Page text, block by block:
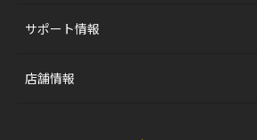
サポート情報
店舗情報